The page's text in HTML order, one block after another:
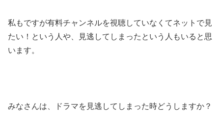
私もですが有料チャンネルを視聴していなくてネットで見
たい！という人や、見逃してしまったという人もいると思
います。
みなさんは、ドラマを見逃してしまった時どうしますか？